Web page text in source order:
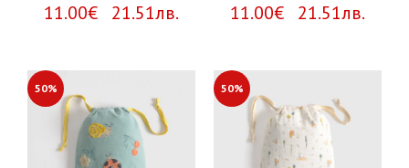
11.00€ 21.51лв.
11.00€ 21.51лв.
50% 50%